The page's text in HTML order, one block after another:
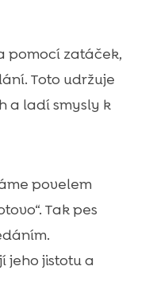
pomocí zatáček,
Toto udržuje
a ladí smysly k
povelem
Tak pes
jeho jistotu a